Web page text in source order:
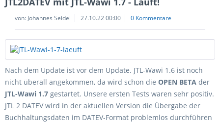
von: Johannes Seidel 27.10.22 00:00 0 Kommentare
Nach dem Update ist vor dem Update. JTL-Wawi 1.6 ist noch
nicht überall angekommen, da wird schon die OPEN BETA der
JTL-Wawi 1.7 gestartet. Unsere ersten Tests waren sehr positiv.
JTL 2 DATEV wird in der aktuellen Version die Übergabe der
Buchhaltungsdaten im DATEV-Format problemlos durchführen